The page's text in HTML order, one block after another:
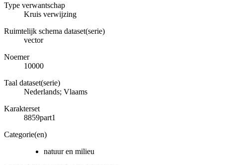
Type verwantschap
Kruis verwijzing
Ruimtelijk schema dataset(serie)
vector
Noemer
10000
Taal dataset(serie)
Nederlands; Vlaams
Karakterset
8859part1
Categorie(en)
natuur en milieu